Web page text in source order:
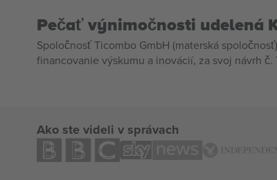
Pečať výnimočnosti udelená
Spoločnosť Ticombo GmbH (materská
financovanie výskumu a inovácií, za svoj návrh č.
Ako ste videli v správach